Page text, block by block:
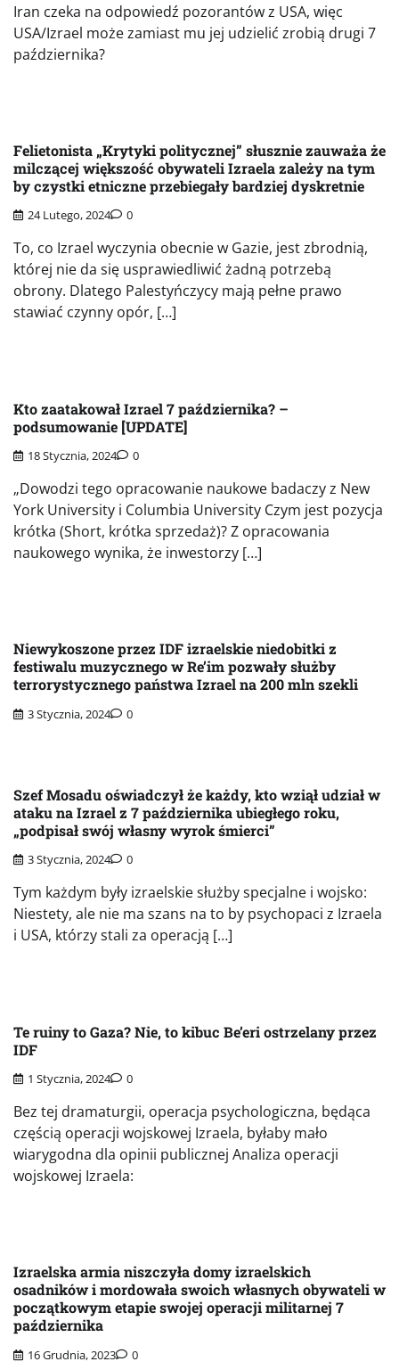
Iran czeka na odpowiedź pozorantów z USA, więc
USA/Izrael może zamiast mu jej udzielić zrobią drugi 7
października?
Felietonista „Krytyki politycznej” słusznie zauważa że
milczącej większość obywateli Izraela zależy na tym
by czystki etniczne przebiegały bardziej dyskretnie
24 Lutego, 2024 0
To, co Izrael wyczynia obecnie w Gazie, jest zbrodnią,
której nie da się usprawiedliwić żadną potrzebą
obrony. Dlatego Palestyńczycy mają pełne prawo
stawiać czynny opór, […]
Kto zaatakował Izrael 7 października? –
podsumowanie [UPDATE]
18 Stycznia, 2024 0
„Dowodzi tego opracowanie naukowe badaczy z New
York University i Columbia University Czym jest pozycja
krótka (Short, krótka sprzedaż)? Z opracowania
naukowego wynika, że inwestorzy […]
Niewykoszone przez IDF izraelskie niedobitki z
festiwalu muzycznego w Re’im pozwały służby
terrorystycznego państwa Izrael na 200 mln szekli
3 Stycznia, 2024 0
Szef Mosadu oświadczył że każdy, kto wziął udział w
ataku na Izrael z 7 października ubiegłego roku,
„podpisał swój własny wyrok śmierci”
3 Stycznia, 2024 0
Tym każdym były izraelskie służby specjalne i wojsko:
Niestety, ale nie ma szans na to by psychopaci z Izraela
i USA, którzy stali za operacją […]
Te ruiny to Gaza? Nie, to kibuc Be’eri ostrzelany przez
IDF
1 Stycznia, 2024 0
Bez tej dramaturgii, operacja psychologiczna, będąca
częścią operacji wojskowej Izraela, byłaby mało
wiarygodna dla opinii publicznej Analiza operacji
wojskowej Izraela:
Izraelska armia niszczyła domy izraelskich
osadników i mordowała swoich własnych obywateli w
początkowym etapie swojej operacji militarnej 7
października
16 Grudnia, 2023 0